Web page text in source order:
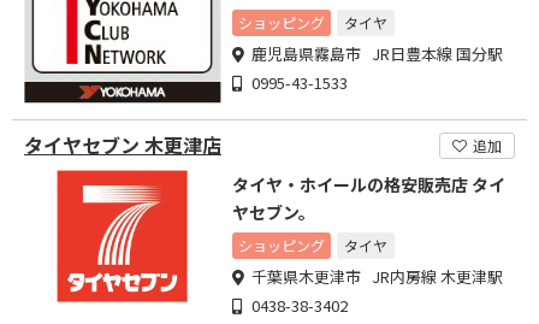
ショッピング タイヤ
鹿児島県霧島市 JR日豊本線 国分駅
0995-43-1533
タイヤセブン 木更津店 追加
タイヤ・ホイールの格安販売店 タイ
ヤセブン。
ショッピング タイヤ
千葉県木更津市 JR内房線 木更津駅
0438-38-3402